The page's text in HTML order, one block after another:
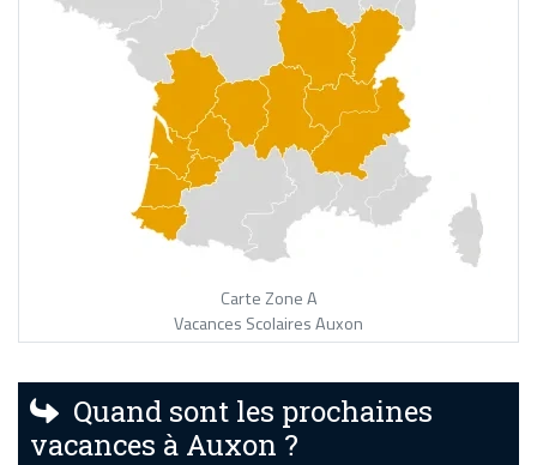
Carte Zone A
Vacances Scolaires Auxon
Quand sont les prochaines
vacances à Auxon ?